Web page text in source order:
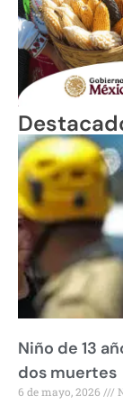
Niño de 13
dos muertes
6 de mayo, 2026